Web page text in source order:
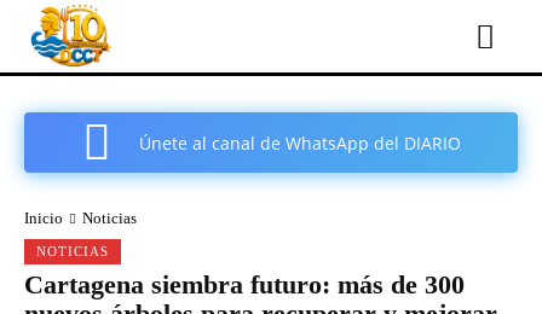
Únete al canal de WhatsApp del DIARIO
Inicio Noticias
NOTICIAS
Cartagena siembra futuro: más de 300